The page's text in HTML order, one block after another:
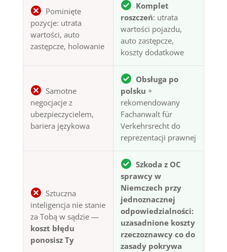
Pominięte
pozycje: utrata
wartości, auto
zastępcze, holowanie
Komplet
roszczeń: utrata
wartości pojazdu,
auto zastępcze,
koszty dodatkowe
Samotne
negocjacje z
ubezpieczycielem,
bariera językowa
Obsługa po
polsku +
rekomendowany
Fachanwalt für
Verkehrsrecht do
reprezentacji prawnej
Sztuczna
inteligencja nie stanie
za Tobą w sądzie —
koszt błędu
ponosisz Ty
Szkoda z OC
sprawcy w
Niemczech przy
jednoznacznej
odpowiedzialności:
uzasadnione koszty
rzeczoznawcy co do
zasady pokrywa